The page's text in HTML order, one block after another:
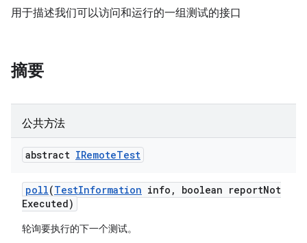
用于描述我们可以访问和运行的一组测试的接口
摘要
公共方法
abstract IRemoteTest
poll(TestInformation info , boolean reportNot
Executed)
轮询要执行的下一个测试。